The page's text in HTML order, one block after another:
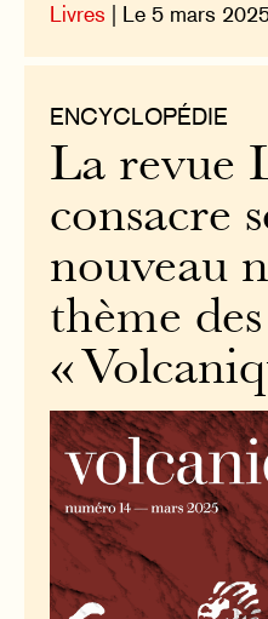
Livres | Le 5 mars
ENCYCLOPÉDIE
La revue
consacre
nouveau
thème des
«